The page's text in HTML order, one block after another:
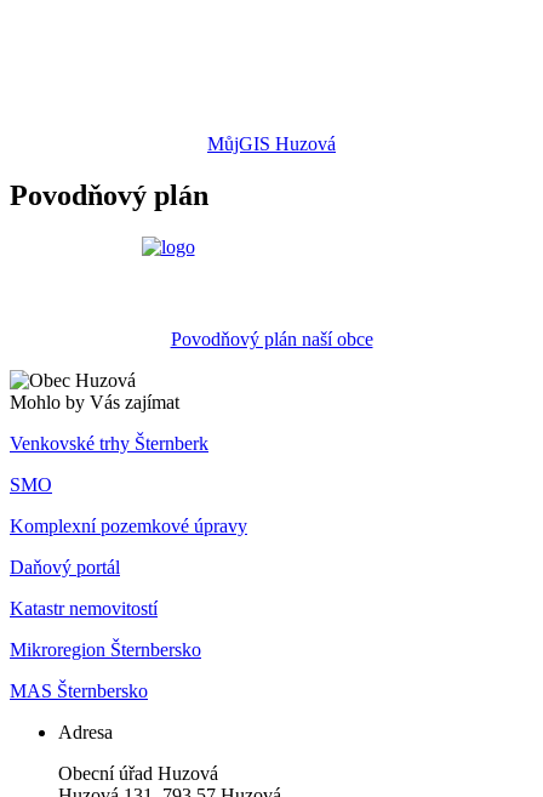
MůjGIS Huzová
Povodňový plán
Povodňový plán naší obce
Mohlo by Vás zajímat
Venkovské trhy Šternberk
SMO
Komplexní pozemkové úpravy
Daňový portál
Katastr nemovitostí
Mikroregion Šternbersko
MAS Šternbersko
Adresa
Obecní úřad Huzová